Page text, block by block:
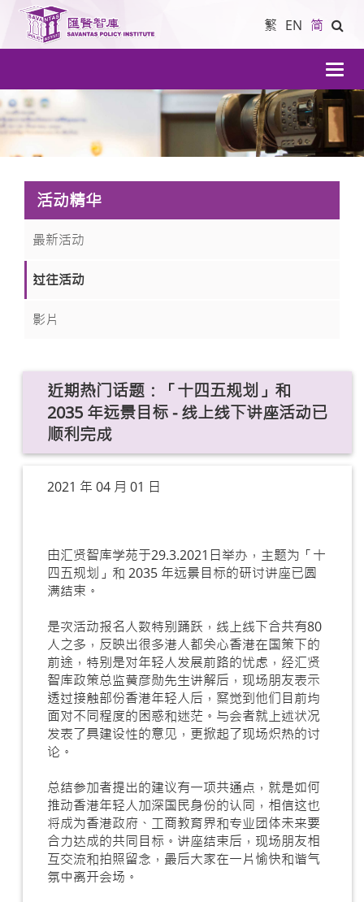
繁 EN 简
導
航
活动精华
最新活动
过往活动
影片
近期热门话题：「十四五规划」和
2035 年远景目标 - 线上线下讲座活动已
顺利完成
2021 年 04 月 01 日
由汇贤智库学苑于29.3.2021日举办，主题为「十
四五规划」和 2035 年远景目标的研讨讲座已圆
满结束。
是次活动报名人数特别踊跃，线上线下合共有80
人之多，反映出很多港人都关心香港在国策下的
前途，特别是对年轻人发展前路的忧虑，经汇贤
智库政策总监黄彦勋先生讲解后，现场朋友表示
透过接触部份香港年轻人后，察觉到他们目前均
面对不同程度的困惑和迷茫。与会者就上述状况
发表了具建设性的意见，更掀起了现场炽热的讨
论。
总结参加者提出的建议有一项共通点，就是如何
推动香港年轻人加深国民身份的认同，相信这也
将成为香港政府、工商教育界和专业团体未来要
合力达成的共同目标。讲座结束后，现场朋友相
互交流和拍照留念，最后大家在一片愉快和谐气
氛中离开会场。